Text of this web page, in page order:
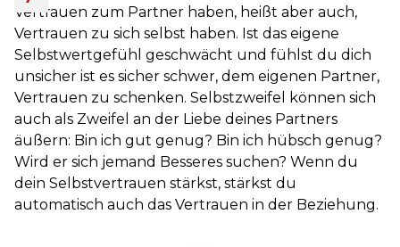
Vertrauen zum Partner haben, heißt aber auch,
Vertrauen zu sich selbst haben. Ist das eigene
Selbstwertgefühl geschwächt und fühlst du dich
unsicher ist es sicher schwer, dem eigenen Partner,
Vertrauen zu schenken. Selbstzweifel können sich
auch als Zweifel an der Liebe deines Partners
äußern: Bin ich gut genug? Bin ich hübsch genug?
Wird er sich jemand Besseres suchen? Wenn du
dein Selbstvertrauen stärkst, stärkst du
automatisch auch das Vertrauen in der Beziehung.